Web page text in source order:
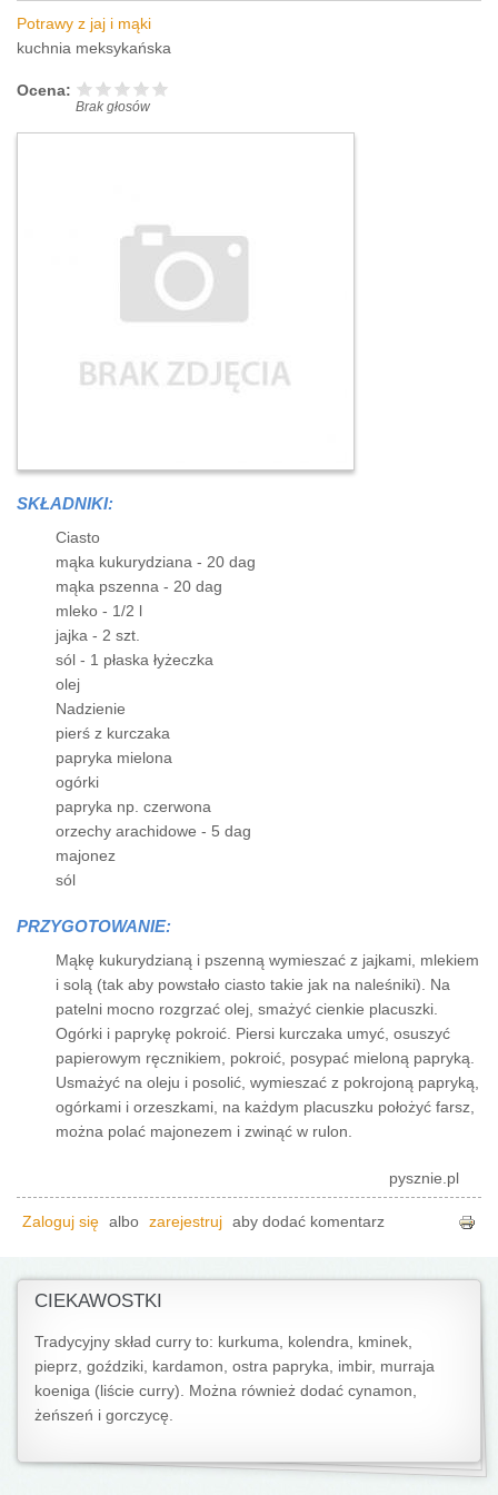
Potrawy z jaj i mąki
kuchnia meksykańska
Ocena:
Brak głosów
SKŁADNIKI:
Ciasto
mąka kukurydziana - 20 dag
mąka pszenna - 20 dag
mleko - 1/2 l
jajka - 2 szt.
sól - 1 płaska łyżeczka
olej
Nadzienie
pierś z kurczaka
papryka mielona
ogórki
papryka np. czerwona
orzechy arachidowe - 5 dag
majonez
sól
PRZYGOTOWANIE:
Mąkę kukurydzianą i pszenną wymieszać z jajkami, mlekiem
i solą (tak aby powstało ciasto takie jak na naleśniki). Na
patelni mocno rozgrzać olej, smażyć cienkie placuszki.
Ogórki i paprykę pokroić. Piersi kurczaka umyć, osuszyć
papierowym ręcznikiem, pokroić, posypać mieloną papryką.
Usmażyć na oleju i posolić, wymieszać z pokrojoną papryką,
ogórkami i orzeszkami, na każdym placuszku położyć farsz,
można polać majonezem i zwinąć w rulon.
pysznie.pl
Zaloguj się albo zarejestruj aby dodać komentarz
CIEKAWOSTKI
Tradycyjny skład curry to: kurkuma, kolendra, kminek,
pieprz, goździki, kardamon, ostra papryka, imbir, murraja
koeniga (liście curry). Można również dodać cynamon,
żeńszeń i gorczycę.